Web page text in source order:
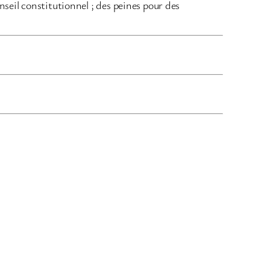
volume.
constitutionnel ; des peines pour des